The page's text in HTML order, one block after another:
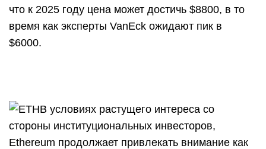
что к 2025 году цена может достичь $8800, в то
время как эксперты VanEck ожидают пик в
$6000.
В условиях растущего интереса со
стороны институциональных инвесторов,
Ethereum продолжает привлекать внимание как